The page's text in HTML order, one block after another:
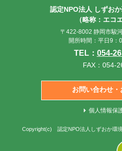
認定NPO法人 しずお
（略称：エコ
〒422-8002 静岡市駿
開所時間：平日9：
TEL： 054-
FAX：054-
お問い合わせ・
個人情報保
Copyright(c) 認定NPO法人しずおか環